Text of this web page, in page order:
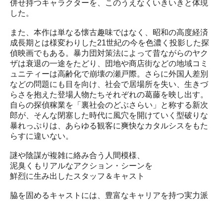
併せ持つキャラクターを、このうえなくいきいきと体現
した。
また、本作は単なる懐古趣味ではなく、昭和の高度経済
成長期とは様変わりした21世紀の今を色濃く投影した探
偵映画でもある。暴力団対策法によって昔ながらのヤク
ザは衰退の一途をたどり、団地や商店街などの地域コミ
ュニティーは高齢化で崩壊の瀬戸際。さらに外国人差別
などの問題にも目を向け、社会で居場所を失い、生きづ
らさを抱えた登場人物たちそれぞれの葛藤を映し出す。
自らの探偵稼業を「裏社会のどぶさらい」と称する新次
郎が、そんな閉塞した時代に風穴を開けていく型破りな
暴れっぷりは、あらゆる観客に爽快なカタルシスをもた
らすに違いない。
謎や陰謀が複雑に絡み合う人間模様、
泥臭くもリアルなアクション・シーンを
鮮烈に生み出したスタッフ＆キャスト
脇を固めるキャストには、豊富なキャリアを持つ実力派